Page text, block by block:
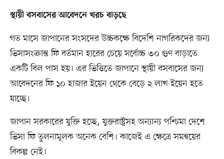
স্থায়ী বসবাসের আবেদনে খরচ বাড়ছে
গত মাসে জাপানের সংসদের উচ্চকক্ষে বিদেশি নাগরিকদের জন্য
ভিসাসংক্রান্ত ফি বর্তমান হারের চেয়ে সর্বোচ্চ ৩০ গুণ বাড়াতে
একটি বিল পাস হয়। এর ভিত্তিতে জাপানে স্থায়ী বসবাসের জন্য
আবেদনের ফি ১০ হাজার ইয়েন থেকে বেড়ে ২ লাখ ইয়েন হতে
যাচ্ছে।
জাপান সরকারের যুক্তি হচ্ছে, যুক্তরাষ্ট্রসহ অন্যান্য পশ্চিমা দেশে
ভিসা ফি তুলনামূলক অনেক বেশি। কাজেই এ ক্ষেত্রে সমন্বয়ের
বিকল্প নেই।